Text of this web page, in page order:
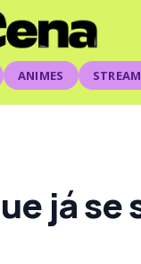
ANIMES
já se